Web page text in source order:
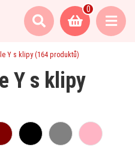
0
Y s klipy(164 produktů)
Y s klipy